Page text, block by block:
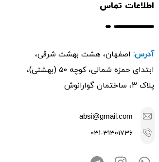
اطلاعات تماس
آدرس:اصفهان، هشت بهشت شرقی،
ابتدای حمزه شمالی، کوچه ۵۰ (بهشتی)،
پلاک ۳، ساختمان گوارانوش
absi@gmail.com
031-31301736